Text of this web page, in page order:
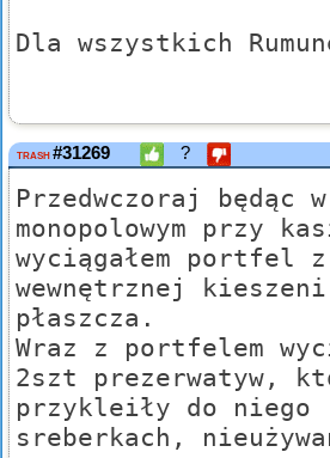
Dla wszystkich
TRASH #31269 ?
Przedwczoraj będąc w
monopolowym przy
wyciągałem portfel z
wewnętrznej kieszeni
płaszcza.
Wraz z portfelem
2szt prezerwatyw,
przykleiły do niego
sreberkach,